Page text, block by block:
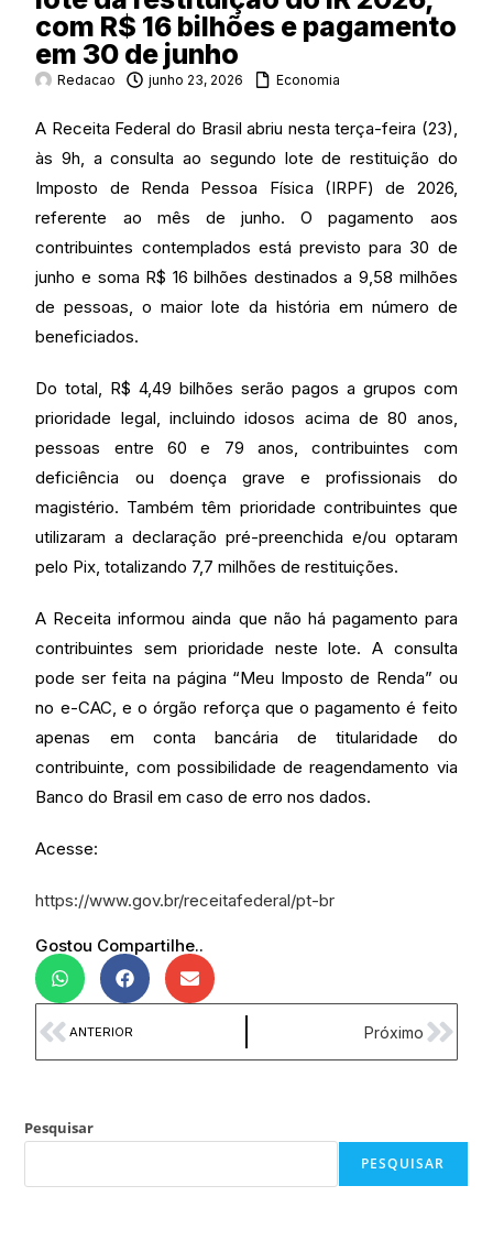
com R$ 16 bilhões e pagamento
em 30 de junho
Redacao junho 23, 2026 Economia
A Receita Federal do Brasil abriu nesta terça-feira (23),
às 9h, a consulta ao segundo lote de restituição do
Imposto de Renda Pessoa Física (IRPF) de 2026,
referente ao mês de junho. O pagamento aos
contribuintes contemplados está previsto para 30 de
junho e soma R$ 16 bilhões destinados a 9,58 milhões
de pessoas, o maior lote da história em número de
beneficiados.
Do total, R$ 4,49 bilhões serão pagos a grupos com
prioridade legal, incluindo idosos acima de 80 anos,
pessoas entre 60 e 79 anos, contribuintes com
deficiência ou doença grave e profissionais do
magistério. Também têm prioridade contribuintes que
utilizaram a declaração pré-preenchida e/ou optaram
pelo Pix, totalizando 7,7 milhões de restituições.
A Receita informou ainda que não há pagamento para
contribuintes sem prioridade neste lote. A consulta
pode ser feita na página “Meu Imposto de Renda” ou
no e-CAC, e o órgão reforça que o pagamento é feito
apenas em conta bancária de titularidade do
contribuinte, com possibilidade de reagendamento via
Banco do Brasil em caso de erro nos dados.
Acesse:
https://www.gov.br/receitafederal/pt-br
Gostou Compartilhe..
ANTERIOR Próximo
Pesquisar
PESQUISAR